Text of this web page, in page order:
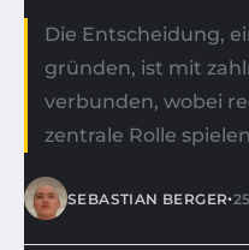
Die Entscheidung,
gründen, ist mit
verbunden, wobei
zentrale Rolle
SEBASTIAN BERGER•